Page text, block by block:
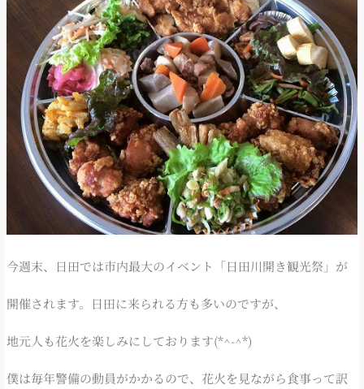
今週末、日田では市内最大のイベント「日田川開き観光祭」が
開催されます。日田に来られる方も多いのですが、
地元人も花火を楽しみにしております(*^-^*)
僕は毎年警備の動員がかかるので、花火を見ながら食事って訳